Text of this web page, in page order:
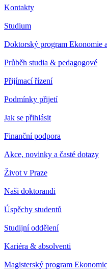
Kontakty
Studium
Doktorský program Ekonomie
Průběh studia & pedagogové
Přijímací řízení
Podmínky přijetí
Jak se přihlásit
Finanční podpora
Akce, novinky a časté dotazy
Život v Praze
Naši doktorandi
Úspěchy studentů
Studijní oddělení
Kariéra & absolventi
Magisterský program